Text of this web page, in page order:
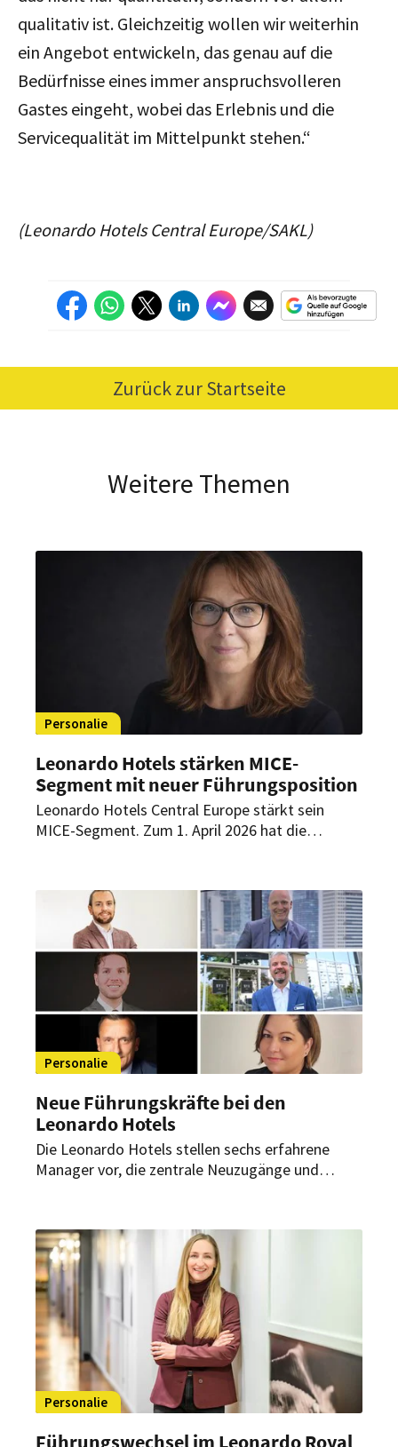
qualitativ ist. Gleichzeitig wollen wir weiterhin
ein Angebot entwickeln, das genau auf die
Bedürfnisse eines immer anspruchsvolleren
Gastes eingeht, wobei das Erlebnis und die
Servicequalität im Mittelpunkt stehen.“
(Leonardo Hotels Central Europe/SAKL)
Zurück zur Startseite
Weitere Themen
Personalie
Leonardo Hotels stärken MICE-
Segment mit neuer Führungsposition
Leonardo Hotels Central Europe stärkt sein
MICE-Segment. Zum 1. April 2026 hat die
Branchenexpertin kehrt dafür ins Unternehmen
Personalie
Neue Führungskräfte bei den
Leonardo Hotels
Die Leonardo Hotels stellen sechs erfahrene
Manager vor, die zentrale Neuzugänge und
Personalie
Führungswechsel im Leonardo Royal